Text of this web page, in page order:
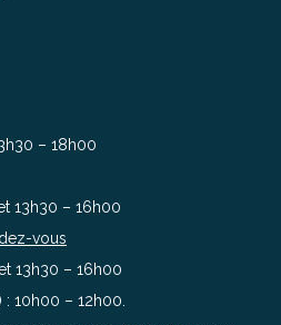
– 18h00
13h30 – 16h00
vous
13h30 – 16h00
: 10h00 – 12h00.